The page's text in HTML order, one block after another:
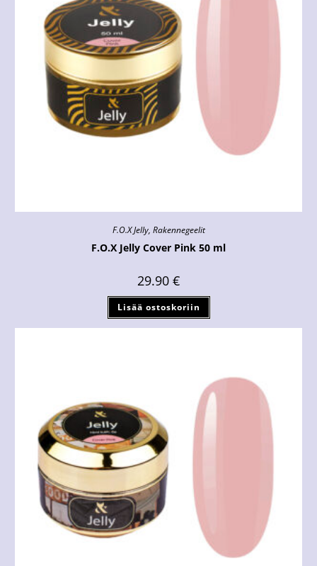
F.O.X Jelly, Rakennegeelit
F.O.X Jelly Cover Pink 50 ml
29.90 €
Lisää ostoskoriin